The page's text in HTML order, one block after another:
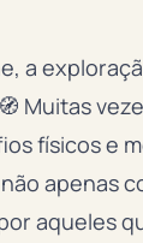
a
Muitas
físicos e
apenas
aqueles